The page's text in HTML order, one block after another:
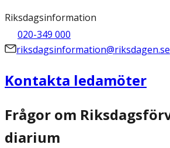
Riksdagsinformation
020-349 000
riksdagsinformation@riksdagen.se
Kontakta ledamöter
Frågor om
diarium